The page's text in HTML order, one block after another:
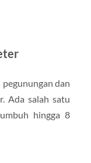
dan
Ada salah satu
hingga 8